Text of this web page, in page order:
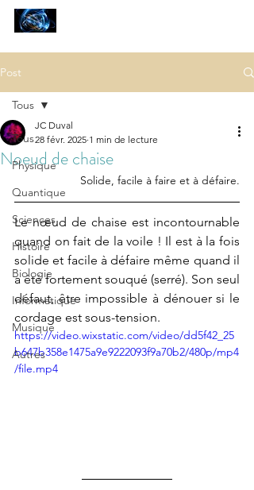
Post
Tous
Physique
Quantique
Sciences
Histoire
Biologie
Informatique
Musique
Autres
Tous
Noeud de chaise
JC Duval
28 févr. 2025 1 min de lecture
Solide, facile à faire et à défaire.
Le nœud de chaise est incontournable
quand on fait de la voile ! Il est à la fois
solide et facile à défaire même quand il
a été fortement souqué (serré). Son seul
défaut, être impossible à dénouer si le
cordage est sous-tension.
https://video.wixstatic.com/video/dd5f42_25
b647b358e1475a9e9222093f9a70b2/480p/mp4
/file.mp4